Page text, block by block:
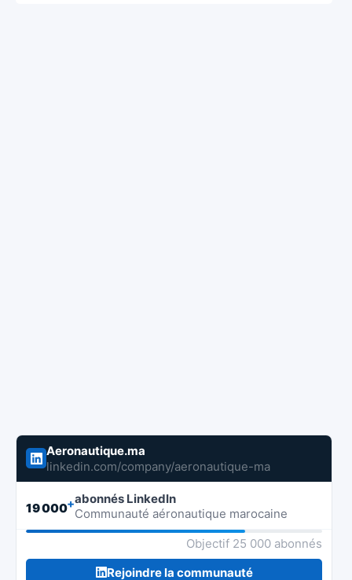
Aeronautique.ma
linkedin.com/company/aeronautique-ma
19 000+abonnés LinkedIn
Communauté aéronautique marocaine
Objectif 25 000 abonnés
Rejoindre la communauté